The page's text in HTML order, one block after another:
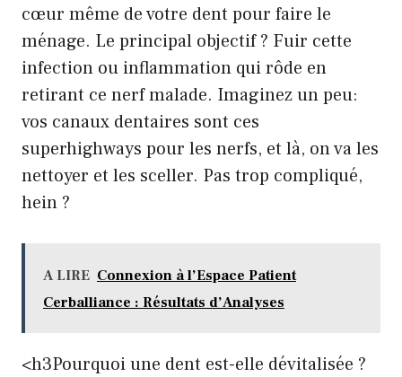
cœur même de votre dent pour faire le
ménage. Le principal objectif ? Fuir cette
infection ou inflammation qui rôde en
retirant ce nerf malade. Imaginez un peu:
vos canaux dentaires sont ces
superhighways pour les nerfs, et là, on va les
nettoyer et les sceller. Pas trop compliqué,
hein ?
A LIRE Connexion à l’Espace Patient
Cerballiance : Résultats d’Analyses
<h3Pourquoi une dent est-elle dévitalisée ?